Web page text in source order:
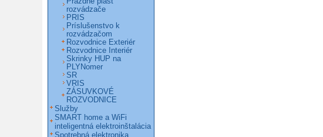
rozvádzače
PRIS
Príslušenstvo k
rozvádzačom
Rozvodnice Exteriér
Rozvodnice Interiér
Skrinky HUP na
PLYNomer
SR
VRIS
ZÁSUVKOVÉ
ROZVODNICE
Služby
SMART home a WiFi
inteligentná elektroinštalácia
Spotrebná elektronika